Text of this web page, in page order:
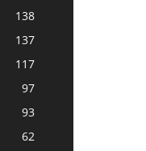
138
137
117
97
93
62